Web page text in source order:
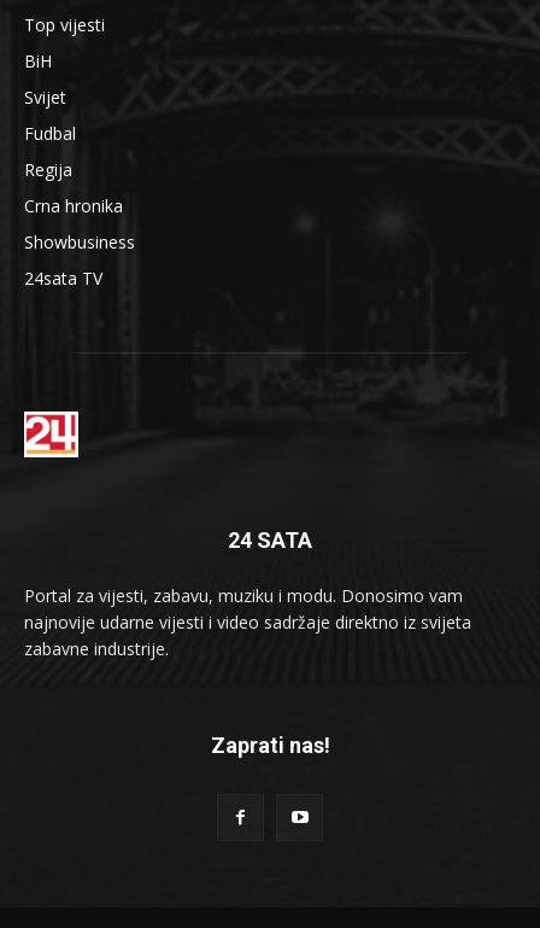
Top vijesti
BiH
Svijet
Fudbal
Regija
Crna hronika
Showbusiness
24sata TV
24 SATA
Portal za vijesti, zabavu, muziku i modu. Donosimo vam
najnovije udarne vijesti i video sadržaje direktno iz svijeta
zabavne industrije.
Zaprati nas!